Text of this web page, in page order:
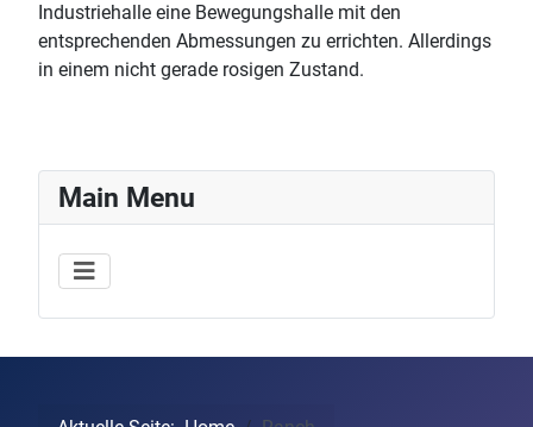
Industriehalle eine Bewegungshalle mit den
entsprechenden Abmessungen zu errichten. Allerdings
in einem nicht gerade rosigen Zustand.
Main Menu